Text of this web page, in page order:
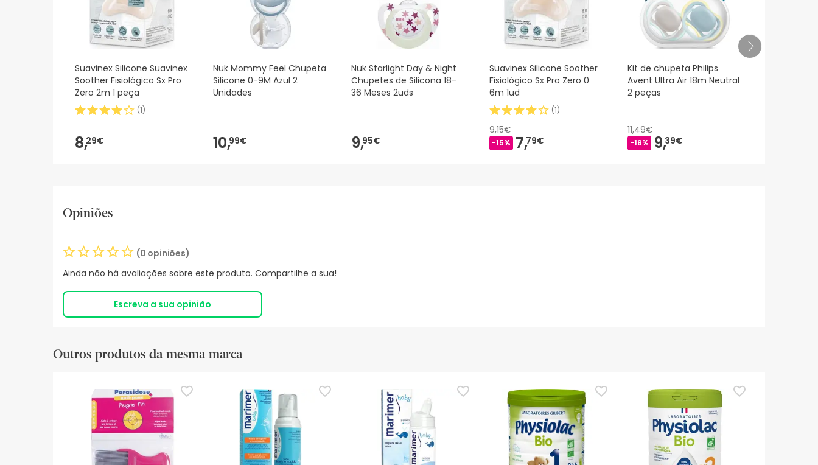
Suavinex Silicone Suavinex
Soother Fisiológico Sx Pro
Zero 2m 1 peça
(1)
8,29€
Nuk Mommy Feel Chupeta
Silicone 0-9M Azul 2
Unidades
10,99€
Nuk Starlight Day & Night
Chupetes de Silicona 18-
36 Meses 2uds
9,95€
Suavinex Silicone Soother
Fisiológico Sx Pro Zero 0
6m 1ud
(1)
9,15€
-15% 7,79€
Kit de chupeta Philips
Avent Ultra Air 18m Neutral
2 peças
11,49€
-18% 9,39€
Opiniões
(0 opiniões)
Ainda não há avaliações sobre este produto. Compartilhe a sua!
Escreva a sua opinião
Outros produtos da mesma marca